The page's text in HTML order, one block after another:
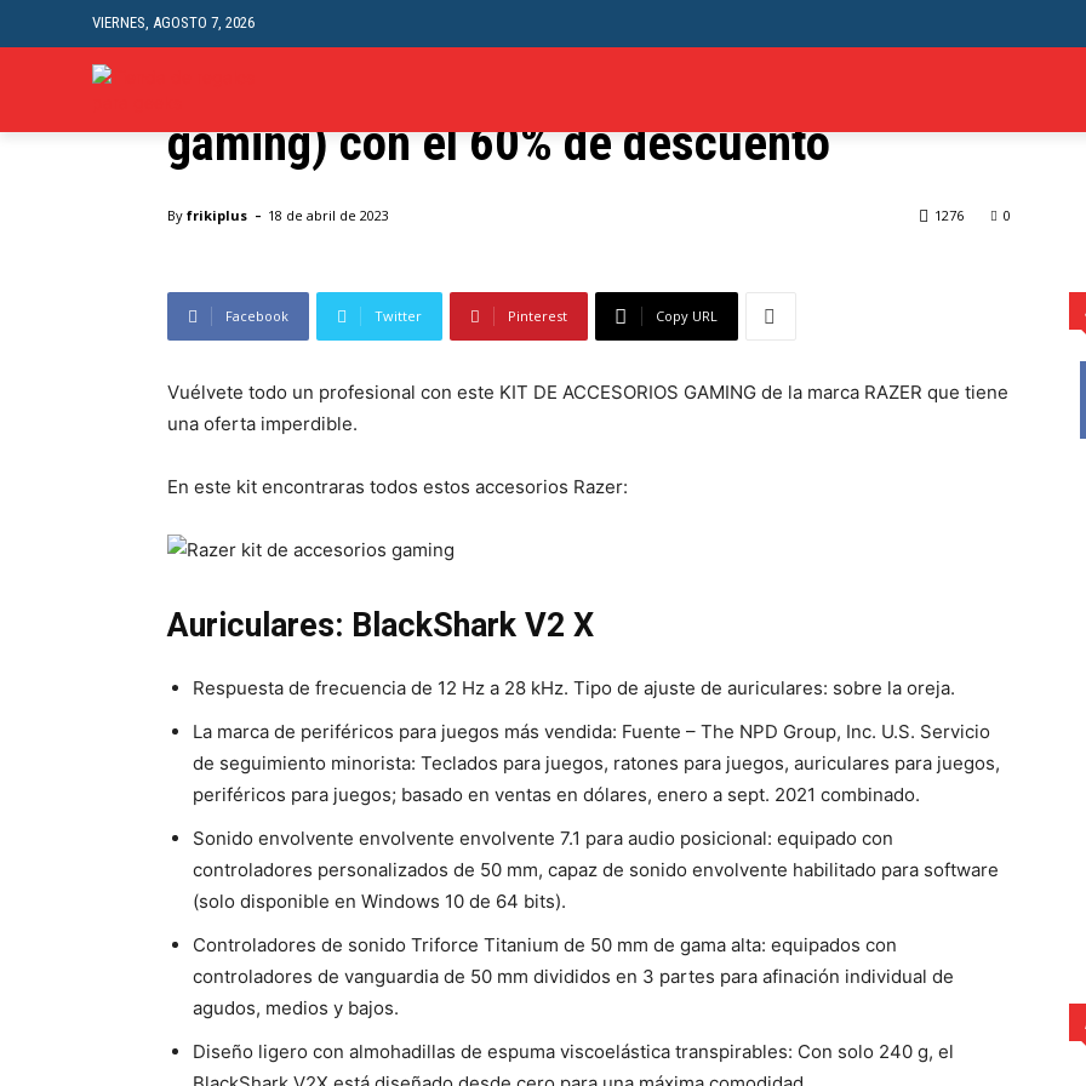
VIERNES, AGOSTO 7, 2026
Ofertas
gaming) con el 60% de descuento
By frikiplus - 18 de abril de 2023 0
1276
Facebook Twitter Pinterest Copy URL
Vuélvete todo un profesional con este KIT DE ACCESORIOS GAMING de la marca RAZER que tiene
una oferta imperdible.
En este kit encontraras todos estos accesorios Razer:
Auriculares: BlackShark V2 X
Respuesta de frecuencia de 12 Hz a 28 kHz. Tipo de ajuste de auriculares: sobre la oreja.
La marca de periféricos para juegos más vendida: Fuente – The NPD Group, Inc. U.S. Servicio
de seguimiento minorista: Teclados para juegos, ratones para juegos, auriculares para juegos,
periféricos para juegos; basado en ventas en dólares, enero a sept. 2021 combinado.
Sonido envolvente envolvente envolvente 7.1 para audio posicional: equipado con
controladores personalizados de 50 mm, capaz de sonido envolvente habilitado para software
(solo disponible en Windows 10 de 64 bits).
Controladores de sonido Triforce Titanium de 50 mm de gama alta: equipados con
controladores de vanguardia de 50 mm divididos en 3 partes para afinación individual de
agudos, medios y bajos.
Diseño ligero con almohadillas de espuma viscoelástica transpirables: Con solo 240 g, el